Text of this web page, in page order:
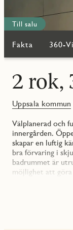
Till salu
Fakta 360-
2 rok,
Uppsala kommun
Välplanerad och
innergården.
skapar en luftig
bra förvaring i
badrummet är
möjlighet att